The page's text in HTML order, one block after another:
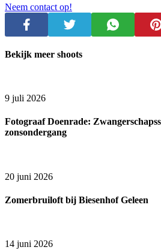
Neem contact op!
Bekijk meer shoots
9 juli 2026
Fotograaf Doenrade:
zonsondergang
20 juni 2026
Zomerbruiloft bij Biesenhof Geleen
14 juni 2026